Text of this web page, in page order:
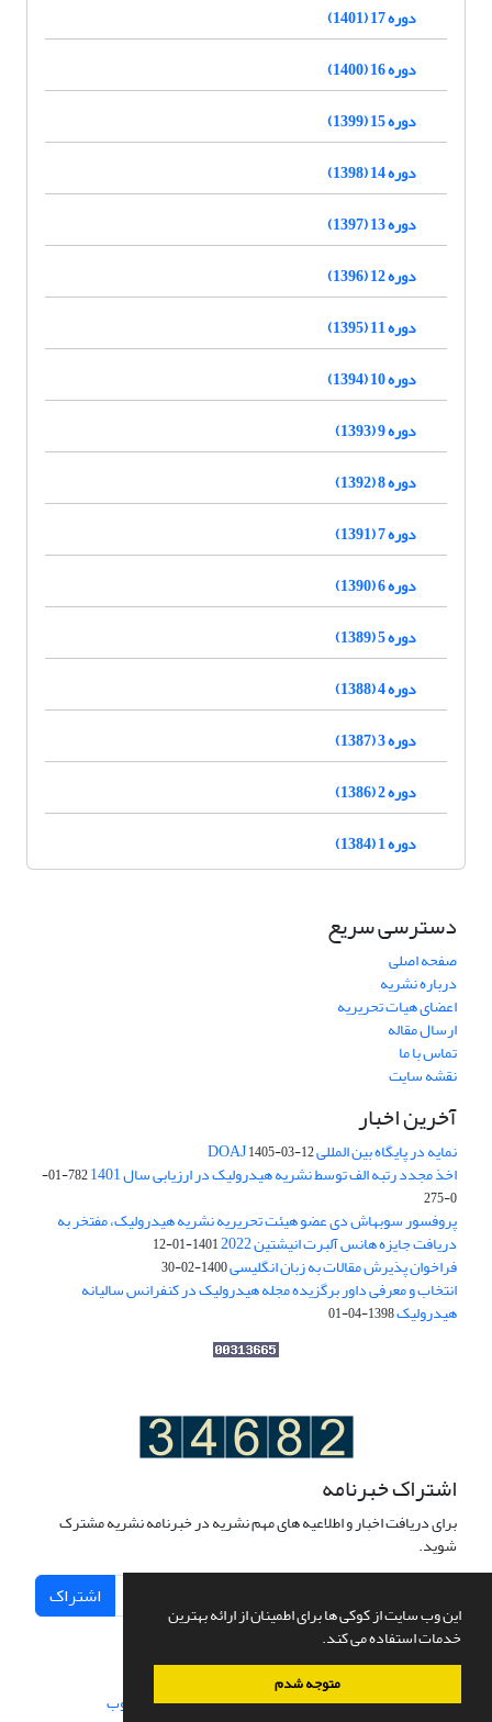
این وب سایت از کوکی ها برای اطمینان از ارائه بهترین
خدمات استفاده می کند.
متوجه شدم
دوره 17 (1401)
دوره 16 (1400)
دوره 15 (1399)
دوره 14 (1398)
دوره 13 (1397)
دوره 12 (1396)
دوره 11 (1395)
دوره 10 (1394)
دوره 9 (1393)
دوره 8 (1392)
دوره 7 (1391)
دوره 6 (1390)
دوره 5 (1389)
دوره 4 (1388)
دوره 3 (1387)
دوره 2 (1386)
دوره 1 (1384)
دسترسی سریع
صفحه اصلی
درباره نشریه
اعضای هیات تحریریه
ارسال مقاله
تماس با ما
نقشه سایت
آخرین اخبار
نمایه در پایگاه بین المللی DOAJ1405-03-12
اخذ مجدد رتبه الف توسط نشریه هیدرولیک در ارزیابی سال 1401
782-01-
0-275
پروفسور سوبهاش دی عضو هیئت تحریریه نشریه هیدرولیک، مفتخر به
دریافت جایزه هانس آلبرت انیشتین 2022 1401-01-12
فراخوان پذیرش مقالات به زبان انگلیسی1400-02-30
انتخاب و معرفی داور برگزیده مجله هیدرولیک در کنفرانس سالیانه
هیدرولیک1398-04-01
اشتراک خبرنامه
برای دریافت اخبار و اطلاعیه های مهم نشریه در خبرنامه نشریه مشترک
شوید.
اشتراک
سامانه مدیریت نشریات علمی.طراحی و پیاده سازی از سیناوب